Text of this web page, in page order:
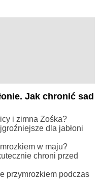
Jak chronić sad
i zimna Zośka?
dla jabłoni
w maju?
chroni przed
przymrozkiem podczas